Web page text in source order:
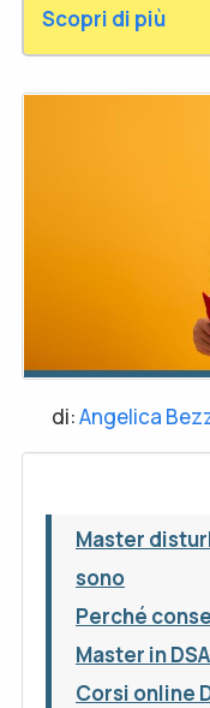
Scopri di più
di:Angelica
Master
sono
Perché
Master in
Corsi online